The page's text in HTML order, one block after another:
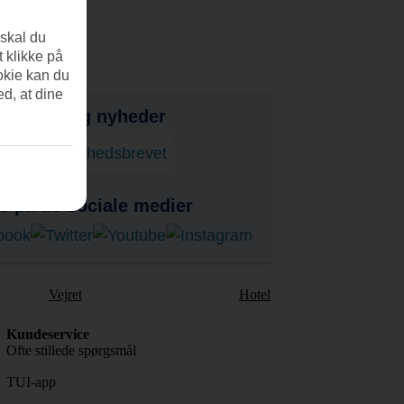
tips og nyheder
på nyhedsbrevet
på de sociale medier
Vejret Hotel
Kundeservice
Ofte stillede spørgsmål
TUI-app
du
klikke på
kan du
at dine